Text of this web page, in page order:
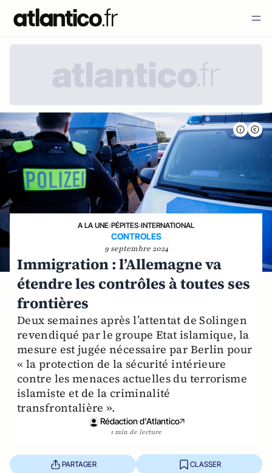
A LA UNE›PÉPITES›INTERNATIONAL
CONTROLES
9 septembre 2024
Immigration : l’Allemagne va
étendre les contrôles à toutes ses
frontières
Deux semaines après l’attentat de Solingen
revendiqué par le groupe Etat islamique, la
mesure est jugée nécessaire par Berlin pour
« la protection de la sécurité intérieure
contre les menaces actuelles du terrorisme
islamiste et de la criminalité
transfrontalière ».
Rédaction d'Atlantico
1 min de lecture
PARTAGER CLASSER